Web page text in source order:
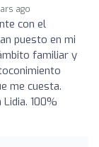
ago
con el
puesto en mi
familiar y
me cuesta.
100%